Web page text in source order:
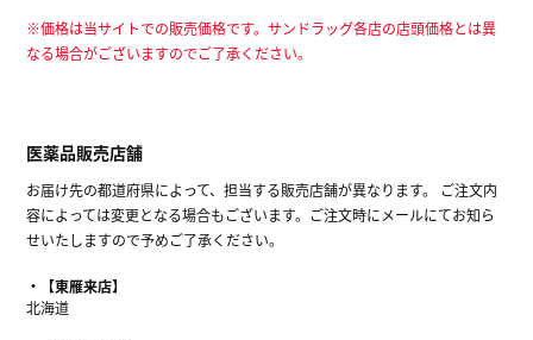
※価格は当サイトでの販売価格です。サンドラッグ各店の店頭価格とは異
なる場合がございますのでご了承ください。
医薬品販売店舗
お届け先の都道府県によって、担当する販売店舗が異なります。 ご注文内
容によっては変更となる場合もございます。ご注文時にメールにてお知ら
せいたしますので予めご了承ください。
【東雁来店】
北海道